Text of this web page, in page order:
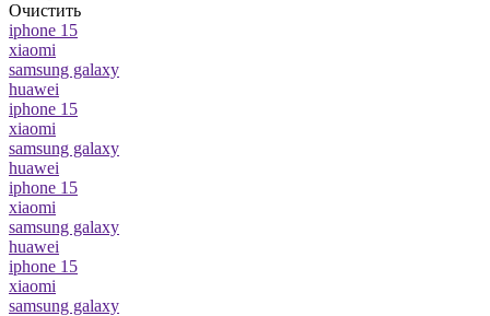
Очистить
iphone 15
xiaomi
samsung galaxy
huawei
iphone 15
xiaomi
samsung galaxy
huawei
iphone 15
xiaomi
samsung galaxy
huawei
iphone 15
xiaomi
samsung galaxy